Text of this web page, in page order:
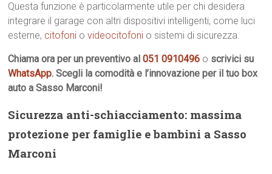
Questa funzione è particolarmente utile per chi desidera
integrare il garage con altri dispositivi intelligenti, come luci
esterne, citofoni ovideocitofoni o sistemi di sicurezza.
Chiama ora per un preventivo al051 0910496 o scrivici su
WhatsApp. Scegli la comodità e l’innovazione per il tuo box
auto a Sasso Marconi!
Sicurezza anti-schiacciamento: massima
protezione per famiglie e bambini a Sasso
Marconi